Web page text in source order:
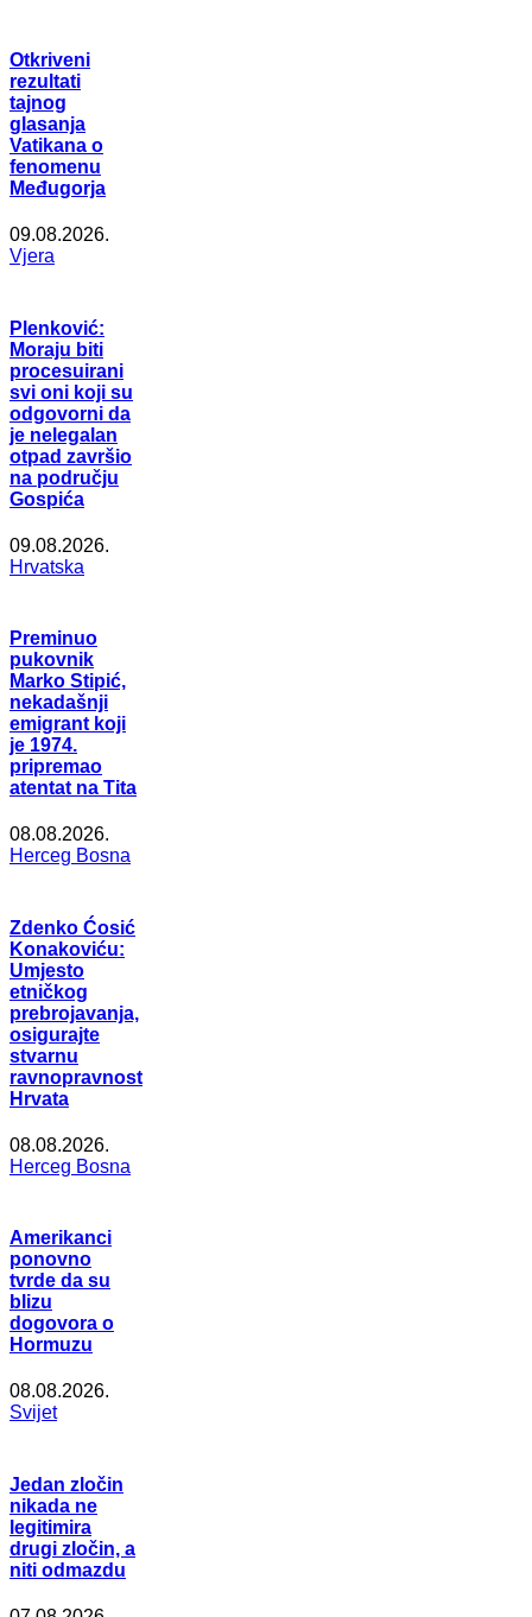
Otkriveni
rezultati
tajnog
glasanja
Vatikana o
fenomenu
Međugorja
09.08.2026.
Vjera
Plenković:
Moraju biti
procesuirani
svi oni koji su
odgovorni da
je nelegalan
otpad završio
na području
Gospića
09.08.2026.
Hrvatska
Preminuo
pukovnik
Marko Stipić,
nekadašnji
emigrant koji
je 1974.
pripremao
atentat na Tita
08.08.2026.
Herceg Bosna
Zdenko Ćosić
Konakoviću:
Umjesto
etničkog
prebrojavanja,
osigurajte
stvarnu
ravnopravnost
Hrvata
08.08.2026.
Herceg Bosna
Amerikanci
ponovno
tvrde da su
blizu
dogovora o
Hormuzu
08.08.2026.
Svijet
Jedan zločin
nikada ne
legitimira
drugi zločin, a
niti odmazdu